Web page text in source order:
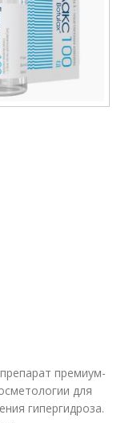
премиум-
для
гипергидроза.